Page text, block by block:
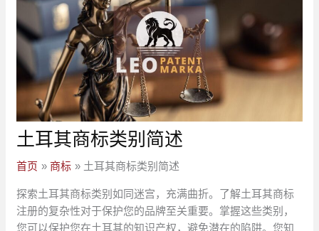
土耳其商标类别简述
首页 商标 土耳其商标类别简述
探索土耳其商标类别如同迷宫，充满曲折。了解土耳其商标
注册的复杂性对于保护您的品牌至关重要。掌握这些类别，
您可以保护您在土耳其的知识产权，避免潜在的陷阱。您知